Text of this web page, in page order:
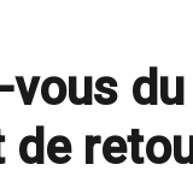
vous
de